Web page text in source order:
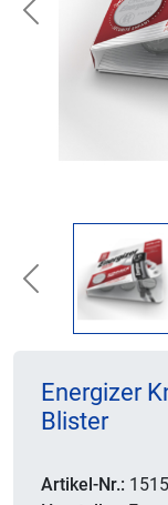
Previous
Previous
Energizer
Blister
Artikel-Nr.: